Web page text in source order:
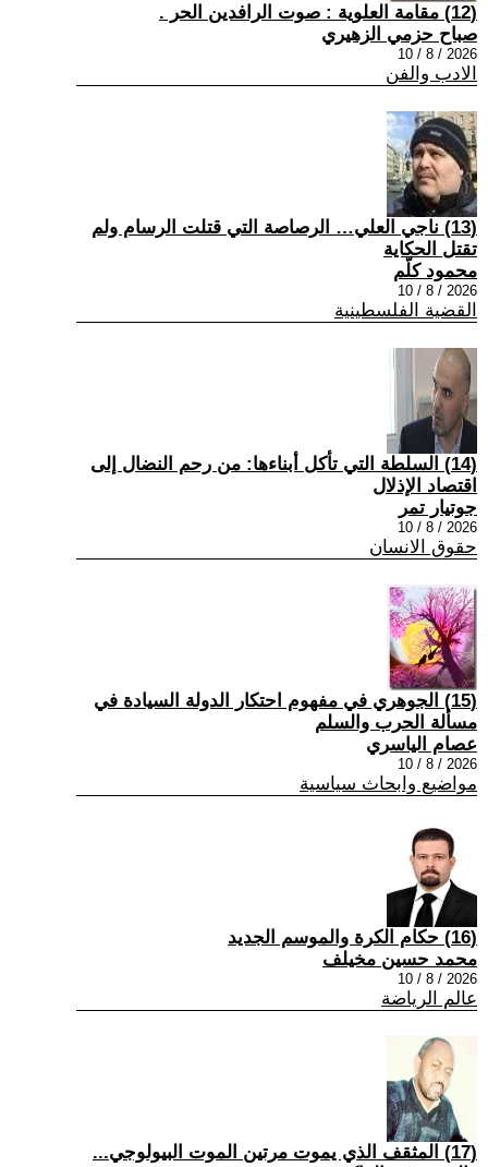
(12) مقامة العلوية : صوت الرافدين الحر .
صباح حزمي الزهيري
2026 / 8 / 10
الادب والفن
(13) ناجي العلي… الرصاصة التي قتلت الرسام ولم
تقتل الحكاية
محمود كلّم
2026 / 8 / 10
القضية الفلسطينية
(14) السلطة التي تأكل أبناءها: من رحم النضال إلى
اقتصاد الإذلال
جوتيار تمر
2026 / 8 / 10
حقوق الانسان
(15) الجوهري في مفهوم احتكار الدولة السيادة في
مسألة الحرب والسلم
عصام الياسري
2026 / 8 / 10
مواضيع وابحاث سياسية
(16) حكام الكرة والموسم الجديد
محمد حسين مخيلف
2026 / 8 / 10
عالم الرياضة
(17) المثقف الذي يموت مرتين الموت البيولوجي...